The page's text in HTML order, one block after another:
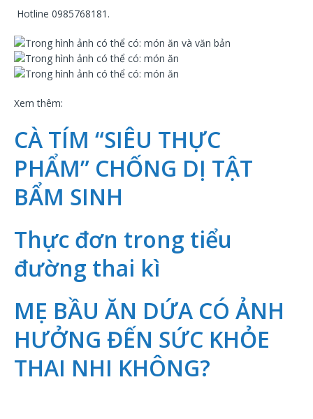
Hotline 0985768181.
Xem thêm:
CÀ TÍM “SIÊU THỰC
PHẨM” CHỐNG DỊ TẬT
BẨM SINH
Thực đơn trong tiểu
đường thai kì
MẸ BẦU ĂN DỨA CÓ ẢNH
HƯỞNG ĐẾN SỨC KHỎE
THAI NHI KHÔNG?